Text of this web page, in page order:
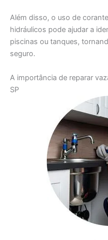
Além disso, o uso de
hidráulicos pode ajudar a
piscinas ou tanques,
seguro.
A importância de reparar
SP